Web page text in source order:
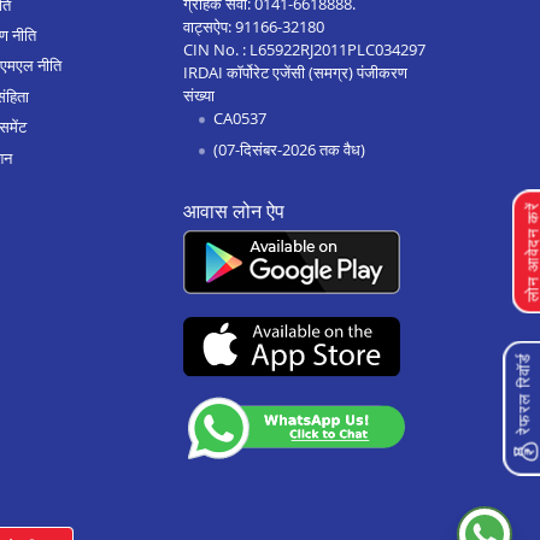
शाहपुरा भीलवाड़ा मे बिज़नेस लोन
रायसिंह नगर मे बिज़नेस लोन
जयपुर कलवार रोड मे बिज़नेस लोन
राजगढ़ मे बिज़नेस लोन
जयपुर ढेर का बालाजी मे बिज़नेस लोन
सलुम्बर मे बिज़नेस लोन
फतेहनगर मे बिज़नेस लोन
मालपुरा मे बिज़नेस लोन
लोन
रेफरल रिवॉर्ड
नीति
नीति
वाट्सऐप:91166-32180
CIN No. : L65922RJ2011PLC034297
IRDAI कॉर्पोरेट एजेंसी (समग्र) पंजीकरण
संख्या
CA0537
(07-दिसंबर-2026 तक वैध)
आवास लोन ऐप